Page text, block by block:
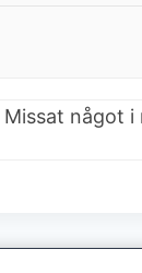
Missat något i